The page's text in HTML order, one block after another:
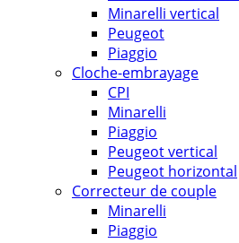
Minarelli vertical
Peugeot
Piaggio
Cloche-embrayage
CPI
Minarelli
Piaggio
Peugeot vertical
Peugeot horizontal
Correcteur de couple
Minarelli
Piaggio